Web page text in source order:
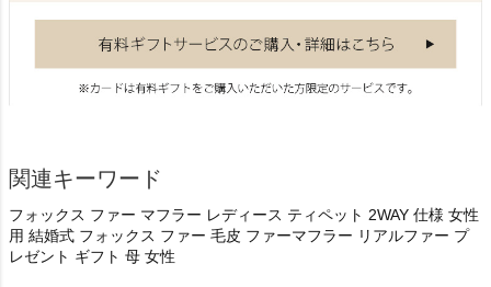
関連キーワード
フォックス ファー マフラー レディース ティペット 2WAY 仕様 女性
用 結婚式 フォックス ファー 毛皮 ファーマフラー リアルファー プ
レゼント ギフト 母 女性